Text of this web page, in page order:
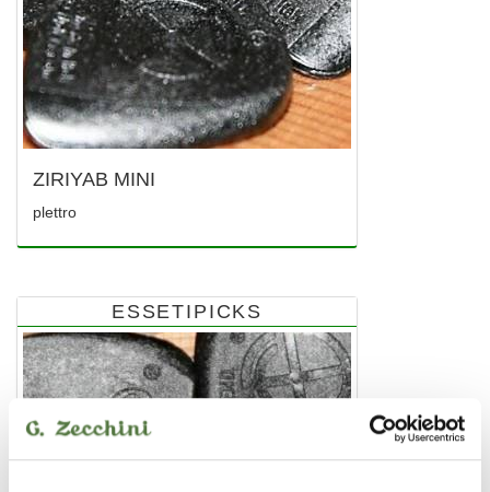
ZIRIYAB MINI
plettro
ESSETIPICKS